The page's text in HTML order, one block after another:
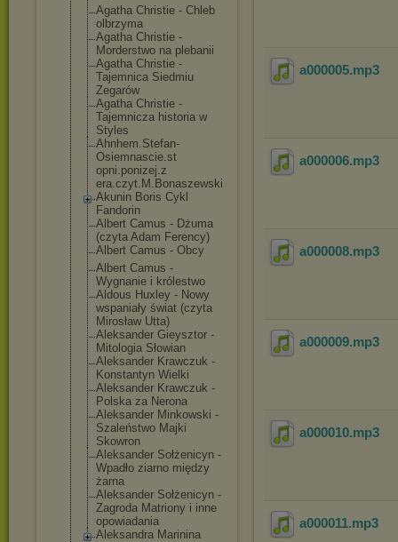
Agatha Christie - Chleb
olbrzyma
Agatha Christie -
Morderstwo na plebanii
Agatha Christie -
Tajemnica Siedmiu
Zegarów
Agatha Christie -
Tajemnicza historia w
Styles
Ahnhem.Stefan-
Osiemnascie.st
opni.ponizej.z
era.czyt.M.Bonaszewski
Akunin Boris Cykl
Fandorin
Albert Camus - Dżuma
(czyta Adam Ferency)
Albert Camus - Obcy
Albert Camus -
Wygnanie i królestwo
Aldous Huxley - Nowy
wspaniały świat (czyta
Mirosław Utta)
Aleksander Gieysztor -
Mitologia Słowian
Aleksander Krawczuk -
Konstantyn Wielki
Aleksander Krawczuk -
Polska za Nerona
Aleksander Minkowski -
Szaleństwo Majki
Skowron
Aleksander Sołżenicyn -
Wpadło ziarno między
żarna
Aleksander Sołżenicyn -
Zagroda Matriony i inne
opowiadania
Aleksandra Marinina
a000005.mp3
a000006.mp3
a000008.mp3
a000009.mp3
a000010.mp3
a000011.mp3